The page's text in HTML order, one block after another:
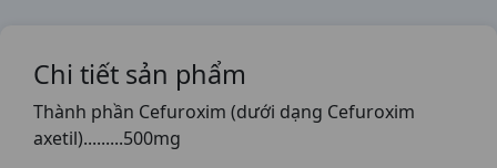
Chi tiết sản phẩm
Thành phần Cefuroxim (dưới dạng Cefuroxim
axetil).........500mg